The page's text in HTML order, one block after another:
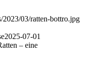
2023/03/ratten-bottro.jpg
2025-07-01
– eine